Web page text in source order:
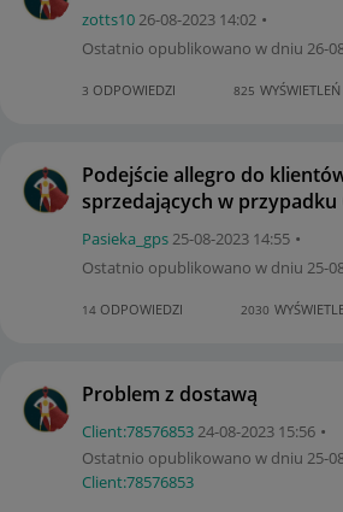
zotts10‎26-08-2023 14:02
Ostatnio opublikowano w dniu ‎26-
3 ODPOWIEDZI 825 WYŚWIETLEŃ
Podejście allegro do
sprzedających w przypadku
Pasieka_gps‎25-08-2023 14:55
Ostatnio opublikowano w dniu ‎25-
14 ODPOWIEDZI 2030
Problem z dostawą
Client:78576853‎24-08-2023 15:56
Ostatnio opublikowano w dniu ‎25-
Client:78576853